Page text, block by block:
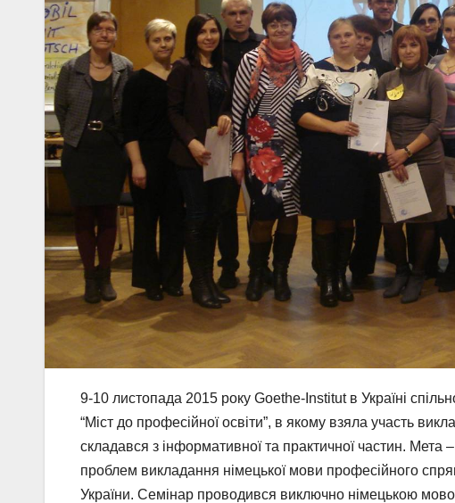
9-10 листопада 2015 року Goethe-Institut в Україні
“Міст до професійної освіти”, в якому взяла участь
складався з інформативної та практичної частин. Мета
проблем викладання німецької мови професійного
України. Семінар проводився виключно німецькою